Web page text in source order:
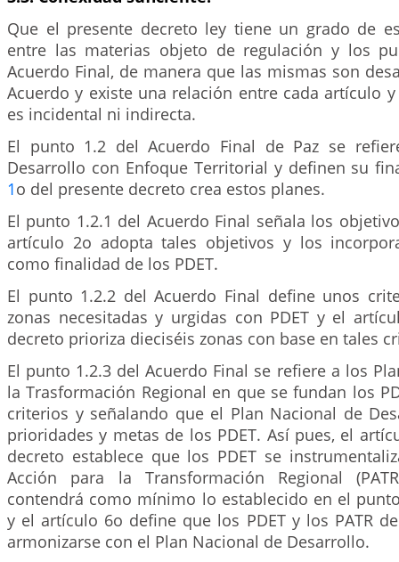
Que el presente decreto ley tiene un grado de
entre las materias objeto de regulación y los
Acuerdo Final, de manera que las mismas son
Acuerdo y existe una relación entre cada artículo
es incidental ni indirecta.
El punto 1.2 del Acuerdo Final de Paz se
Desarrollo con Enfoque Territorial y definen su
1o del presente decreto crea estos planes.
El punto 1.2.1 del Acuerdo Final señala los
artículo 2o adopta tales objetivos y los
como finalidad de los PDET.
El punto 1.2.2 del Acuerdo Final define unos
zonas necesitadas y urgidas con PDET y el
decreto prioriza dieciséis zonas con base en tales
El punto 1.2.3 del Acuerdo Final se refiere a los
la Trasformación Regional en que se fundan los
criterios y señalando que el Plan Nacional de
prioridades y metas de los PDET. Así pues, el
decreto establece que los PDET se
Acción para la Transformación Regional
contendrá como mínimo lo establecido en el
y el artículo 6o define que los PDET y los PATR
armonizarse con el Plan Nacional de Desarrollo.